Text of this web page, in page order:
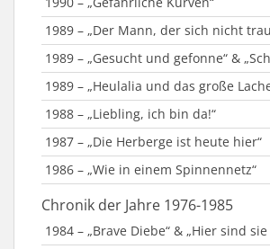
1989 – „Der Mann, der sich nicht
1989 – „Gesucht und gefonne“ &
1989 – „Heulalia und das große
1988 – „Liebling, ich bin da!“
1987 – „Die Herberge ist heute hier“
1986 – „Wie in einem Spinnennetz“
Chronik der Jahre 1976-1985
1984 – „Brave Diebe“ & „Hier sind